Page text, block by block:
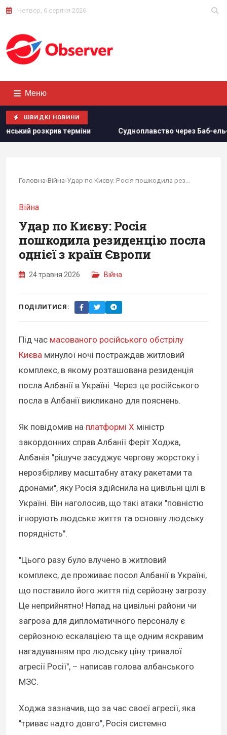
Четвер, 6 серпня 2026
Меню
ШВИДКІ НОВИНИ
Судноплавство через Баб-ель-Мандебську протоку
Головна›Війна›
Війна
Удар по Києву: Росія
пошкодила резиденцію посла
однієї з країн Європи
24 травня 2026 Війна
ПОДІЛИТИСЯ:
Під час масованого російського обстрілу
Києва минулої ночі постраждав житловий
комплекс, в якому розташована резиденція
посла Албанії в Україні. Через це російського
посла в Албанії викликано для пояснень.
Як повідомив на платформі X міністр
закордонних справ Албанії Феріт Ходжа,
Албанія "рішуче засуджує чергову жорстоку і
нерозбірливу масштабну атаку ракетами та
дронами", яку Росія здійснила на цивільні цілі в
Україні. Він наголосив, що такі атаки "повністю
ігнорують людське життя та основну людську
порядність".
"Цього разу було влучено в житловий
комплекс, де проживає посол Албанії в Україні,
що поставило його життя під серйозну загрозу.
Це неприйнятно! Напад на цивільні райони чи
загроза для дипломатичного персоналу є
серйозною ескалацією та ще одним яскравим
нагадуванням про людську ціну тривалої
агресії Росії", – написав голова албанського
МЗС.
Ходжа зазначив, що за час своєї агресії, яка
"триває надто довго", Росія системно